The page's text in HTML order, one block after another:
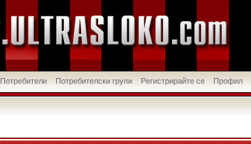
Потребители Потребителски групи Регистрирайте се Профил